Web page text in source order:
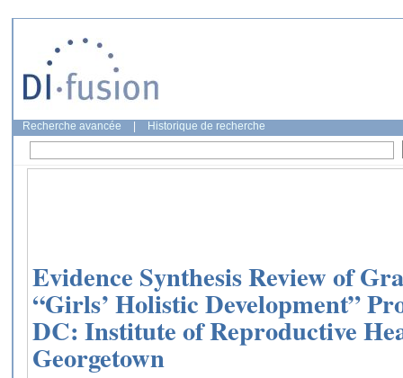
Recherche avancée Historique de recherche
Evidence Synthesis Review of
“Girls’ Holistic Development”
DC: Institute of Reproductive
Georgetown